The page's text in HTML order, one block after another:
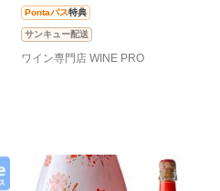
Pontaパス特典
サンキュー配送
ワイン専門店 WINE PRO